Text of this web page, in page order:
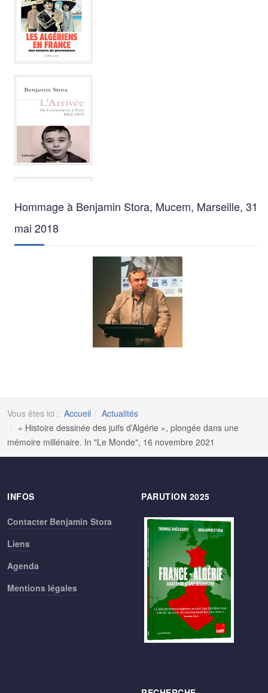
Hommage à Benjamin Stora, Mucem, Marseille, 31
mai 2018
Vous êtes ici : Accueil
Actualités
« Histoire dessinée des juifs d’Algérie », plongée dans une
mémoire millénaire. In "Le Monde", 16 novembre 2021
INFOS
Contacter Benjamin Stora
Liens
Agenda
Mentions légales
PARUTION 2025